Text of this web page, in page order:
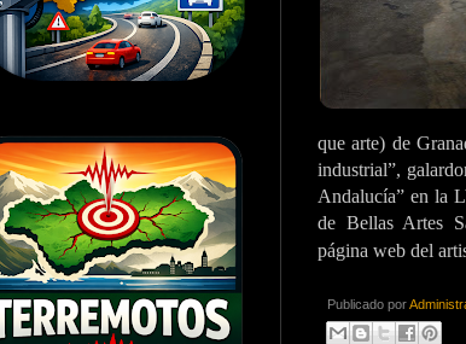
que arte) de
industrial”,
Andalucía” en la
de Bellas Artes
página web del
Publicado por